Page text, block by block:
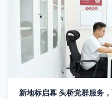
新地标启幕 头桥党群服务